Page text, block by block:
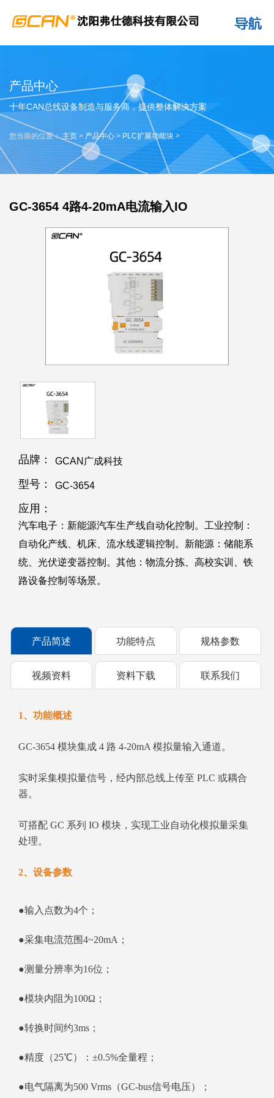
产品中心
十年CAN总线设备制造与服务商，提供整体解决方案
您当前的位置：主页 > 产品中心 > PLC扩展功能块 >
GC-3654 4路4-20mA电流输入IO
品牌： GCAN广成科技
型号： GC-3654
应用：
汽车电子：新能源汽车生产线自动化控制。工业控制：
自动化产线、机床、流水线逻辑控制。新能源：储能系
统、光伏逆变器控制。其他：物流分拣、高校实训、铁
路设备控制等场景。
产品简述 功能特点 规格参数
视频资料 资料下载 联系我们
1、功能概述
GC‑3654 模块集成 4 路 4‑20mA 模拟量输入通道。
实时采集模拟量信号，经内部总线上传至 PLC 或耦合
器。
可搭配 GC 系列 IO 模块，实现工业自动化模拟量采集
处理。
2、设备参数
●输入点数为4个；
●采集电流范围4~20mA；
●测量分辨率为16位；
●模块内阻为100Ω；
●转换时间约3ms；
●精度（25℃）：±0.5%全量程；
●电气隔离为500 Vrms（GC-bus信号电压）；